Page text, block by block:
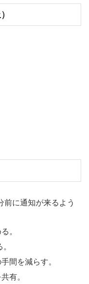
前に通知が来るよう
。
間を減らす。
有。